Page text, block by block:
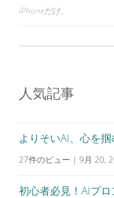
投
ゲ
シ
ョ
iPhoneだけ。
人気記事
よりそいAI、心を
27件のビュー | 9月 20,
初心者必見！AIプ